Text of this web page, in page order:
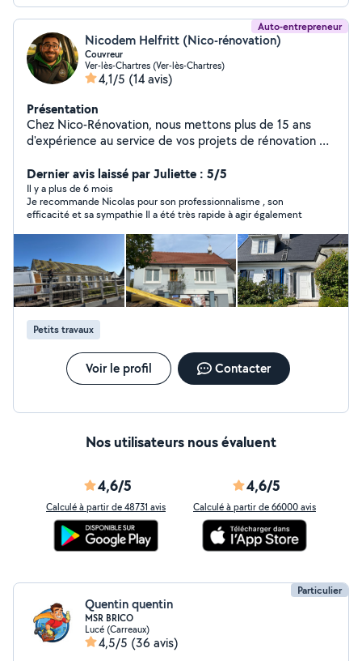
Auto-entrepreneur
Nicodem Helfritt (Nico-rénovation)
Couvreur
Ver-lès-Chartres (Ver-lès-Chartres)
4,1/5 (14 avis)
Présentation
Chez Nico-Rénovation, nous mettons plus de 15 ans
d'expérience au service de vos projets de rénovation et
mise en peinture, le ravalement, et le nettoyage sans
haute pression, nous allions savoir-faire et respect des
matériaux. Nos prestations incluent Rénovation et
entretien de toiture : Pose, réparation, traitement et
démoussage Peinture et ravalement : Finitions
professionnelles pour murs et façade Nettoyage doux
de façades et terrasses : Techniques à basse pression
et produits adaptés, sans risque pour vos surfaces.
Avec des méthodes innovantes et des produits
respectueux de l'environnement, nous vous garantissons
un travail soigné, durable et sur mesure. Faites
confiance à Nico-Rénovation pour embellir et protéger
votre habitat. Contactez-nous dès maintenant pour un
devis gratuit !
Dernier avis laissé par Juliette : 5/5
Il y a plus de 6 mois
Je recommande Nicolas pour son professionnalisme , son
efficacité et sa sympathie Il a été très rapide à agir également
Petits travaux
Voir le profil Contacter
Nos utilisateurs nous évaluent
4,6/5
Calculé à partir de 48731 avis
4,6/5
Calculé à partir de 66000 avis
Particulier
Quentin quentin
MSR BRICO
Lucé (Carreaux)
4,5/5 (36 avis)